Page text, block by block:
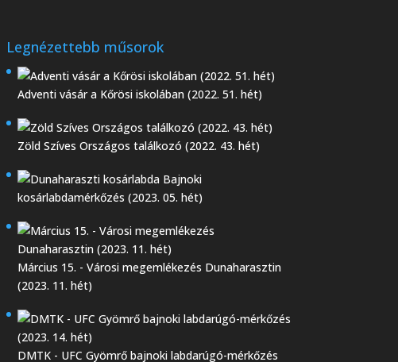
Legnézettebb műsorok
Adventi vásár a Kőrösi iskolában (2022. 51. hét)
Zöld Szíves Országos találkozó (2022. 43. hét)
Bajnoki
kosárlabdamérkőzés (2023. 05. hét)
Március 15. - Városi megemlékezés Dunaharasztin
(2023. 11. hét)
DMTK - UFC Gyömrő bajnoki labdarúgó-mérkőzés